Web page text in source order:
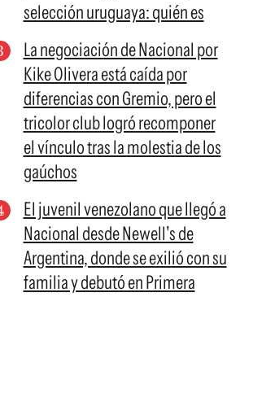
selección uruguaya: quién es
La negociación de Nacional por
Kike Olivera está caída por
diferencias con Gremio, pero el
tricolor club logró recomponer
el vínculo tras la molestia de los
gaúchos
El juvenil venezolano que llegó a
Nacional desde Newell's de
Argentina, donde se exilió con su
familia y debutó en Primera